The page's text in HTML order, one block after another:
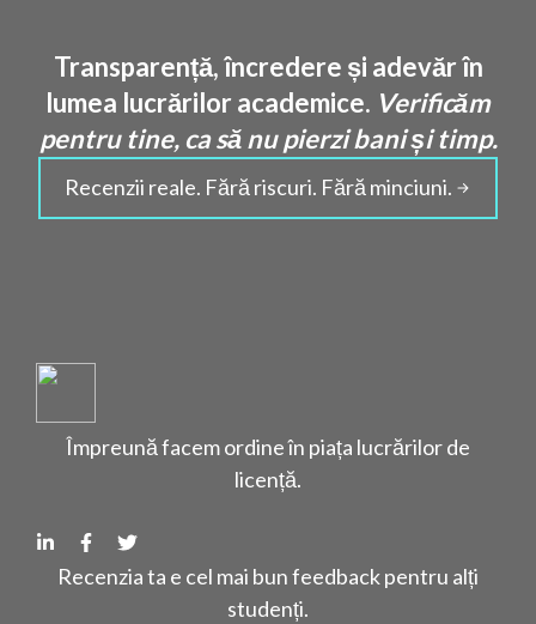
Transparență, încredere și adevăr în
lumea lucrărilor academice. Verificăm
pentru tine, ca să nu pierzi bani și timp.
Recenzii reale. Fără riscuri. Fără minciuni.
Împreună facem ordine în piața lucrărilor de
licență.
Recenzia ta e cel mai bun feedback pentru alți
studenți.